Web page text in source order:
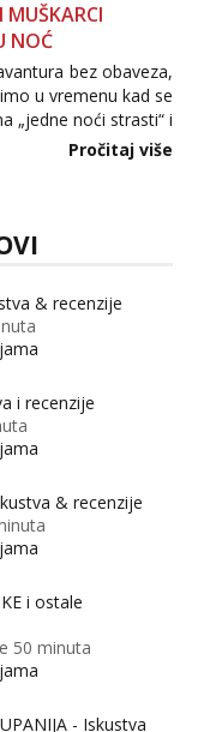
MUŠKARCI
NOĆ
bez obaveza,
u vremenu kad se
„jedne noći strasti“ i
misle žene, a što
Pročitaj više
& recenzije
i recenzije
& recenzije
i ostale
50 minuta
- Iskustva